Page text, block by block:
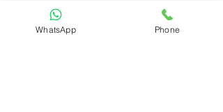
דלתות ברזל בחולון
WhatsApp Phone